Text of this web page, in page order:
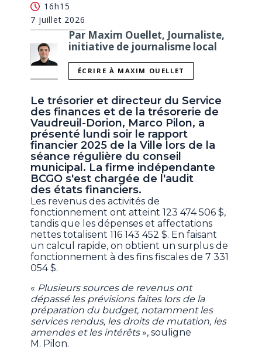
16h15
7 juillet 2026
Par Maxim Ouellet, Journaliste,
initiative de journalisme local
ÉCRIRE À MAXIM OUELLET
Le trésorier et directeur du Service
des finances et de la trésorerie de
Vaudreuil-Dorion, Marco Pilon, a
présenté lundi soir le rapport
financier 2025 de la Ville lors de la
séance régulière du conseil
municipal. La firme indépendante
BCGO s'est chargée de l'audit
des états financiers.
Les revenus des activités de
fonctionnement ont atteint 123 474 506 $,
tandis que les dépenses et affectations
nettes totalisent 116 143 452 $. En faisant
un calcul rapide, on obtient un surplus de
fonctionnement à des fins fiscales de 7 331
054 $.
« Plusieurs sources de revenus ont
dépassé les prévisions faites lors de la
préparation du budget, notamment les
services rendus, les droits de mutation, les
amendes et les intérêts», souligne
M. Pilon.